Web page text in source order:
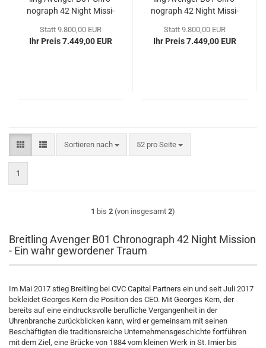
no­graph 42 Night Mis­si­
Statt 9.800,00 EUR
Ihr Preis 7.449,00 EUR
no­graph 42 Night Mis­si­
Statt 9.800,00 EUR
Ihr Preis 7.449,00 EUR
Sortieren nach
Sortieren nach 52 pro Seite
pro Seite
1
1 bis 2 (von insgesamt 2)
Breitling Avenger B01 Chronograph 42 Night Mission
- Ein wahr gewordener Traum
Im Mai 2017 stieg Breitling bei CVC Capital Partners ein und seit Juli 2017
bekleidet Georges Kern die Position des CEO. Mit Georges Kern, der
bereits auf eine eindrucksvolle berufliche Vergangenheit in der
Uhrenbranche zurückblicken kann, wird er gemeinsam mit seinen
Beschäftigten die traditionsreiche Unternehmensgeschichte fortführen
mit dem Ziel, eine Brücke von 1884 vom kleinen Werk in St. Imier bis